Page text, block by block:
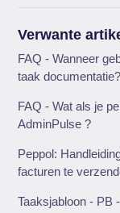
Verwante
FAQ - Wanneer
taak documentatie?
FAQ - Wat als je
AdminPulse ?
Peppol:
facturen te
Taaksjabloon - PB